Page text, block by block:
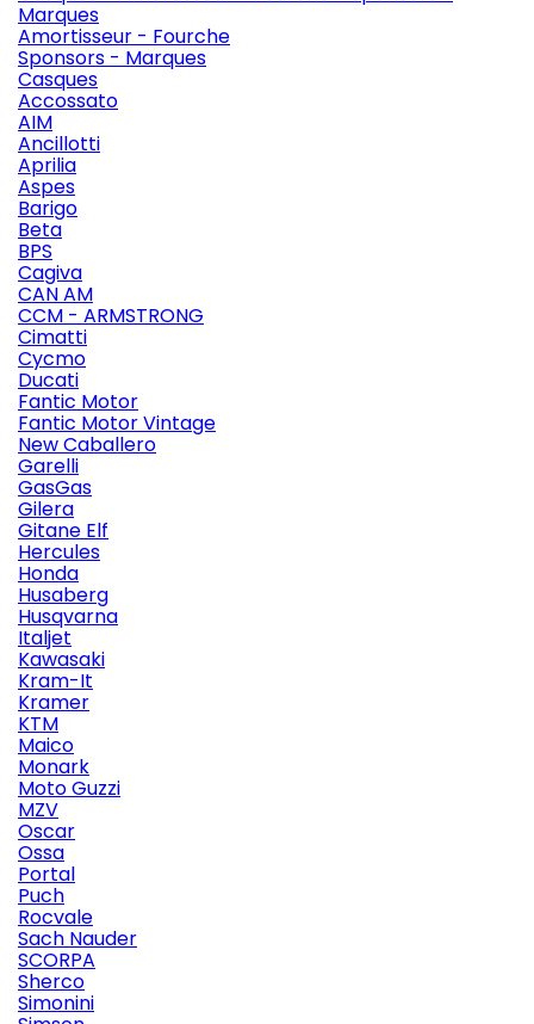
Marques
Amortisseur - Fourche
Sponsors - Marques
Casques
Accossato
AIM
Ancillotti
Aprilia
Aspes
Barigo
Beta
BPS
Cagiva
CAN AM
CCM - ARMSTRONG
Cimatti
Cycmo
Ducati
Fantic Motor
Fantic Motor Vintage
New Caballero
Garelli
GasGas
Gilera
Gitane Elf
Hercules
Honda
Husaberg
Husqvarna
Italjet
Kawasaki
Kram-It
Kramer
KTM
Maico
Monark
Moto Guzzi
MZV
Oscar
Ossa
Portal
Puch
Rocvale
Sach Nauder
SCORPA
Sherco
Simonini